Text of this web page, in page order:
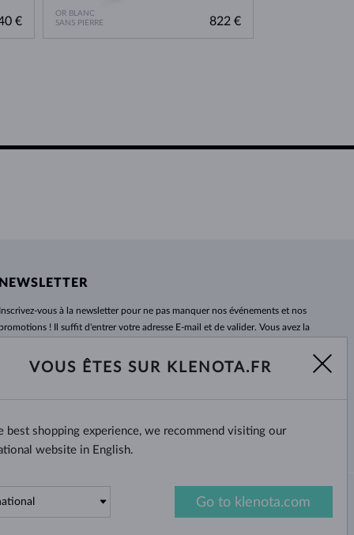
€
OR BLANC
SANS PIERRE
822 €
NEWSLETTER
Inscrivez-vous àla newsletter pour ne pas manquer nos événements et nos
promotions ! Il suffit d'entrer votre adresse E-mail et de valider. Vous avez la
impatience.
Oui, je veux recevoir desnouvelles intéressantes par e-mail.
VOUS ÊTES SUR KLENOTA.FR
best shopping experience, we recommend visiting our
website in English.
Go to klenota.com